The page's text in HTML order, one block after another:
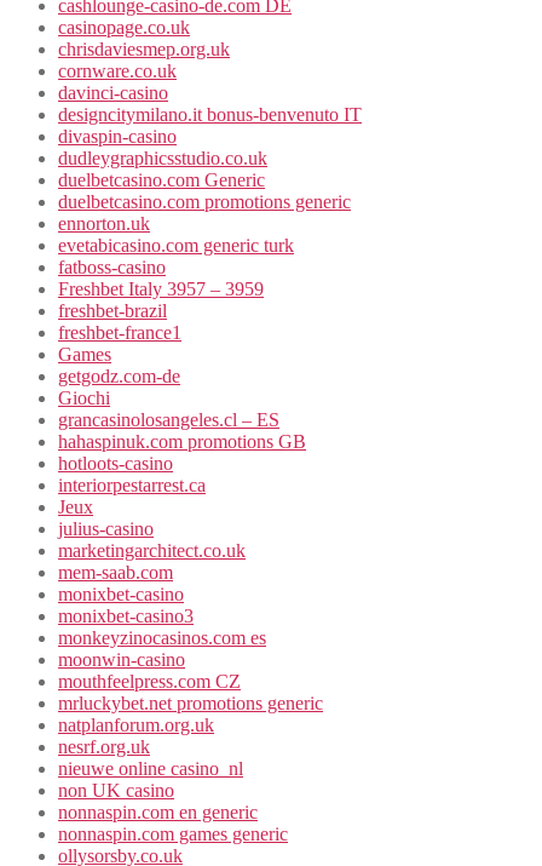
cashlounge-casino-de.com DE
casinopage.co.uk
chrisdaviesmep.org.uk
cornware.co.uk
davinci-casino
designcitymilano.it bonus-benvenuto IT
divaspin-casino
dudleygraphicsstudio.co.uk
duelbetcasino.com Generic
duelbetcasino.com promotions generic
ennorton.uk
evetabicasino.com generic turk
fatboss-casino
Freshbet Italy 3957 – 3959
freshbet-brazil
freshbet-france1
Games
getgodz.com-de
Giochi
grancasinolosangeles.cl – ES
hahaspinuk.com promotions GB
hotloots-casino
interiorpestarrest.ca
Jeux
julius-casino
marketingarchitect.co.uk
mem-saab.com
monixbet-casino
monixbet-casino3
monkeyzinocasinos.com es
moonwin-casino
mouthfeelpress.com CZ
mrluckybet.net promotions generic
natplanforum.org.uk
nesrf.org.uk
nieuwe online casino_nl
non UK casino
nonnaspin.com en generic
nonnaspin.com games generic
ollysorsby.co.uk